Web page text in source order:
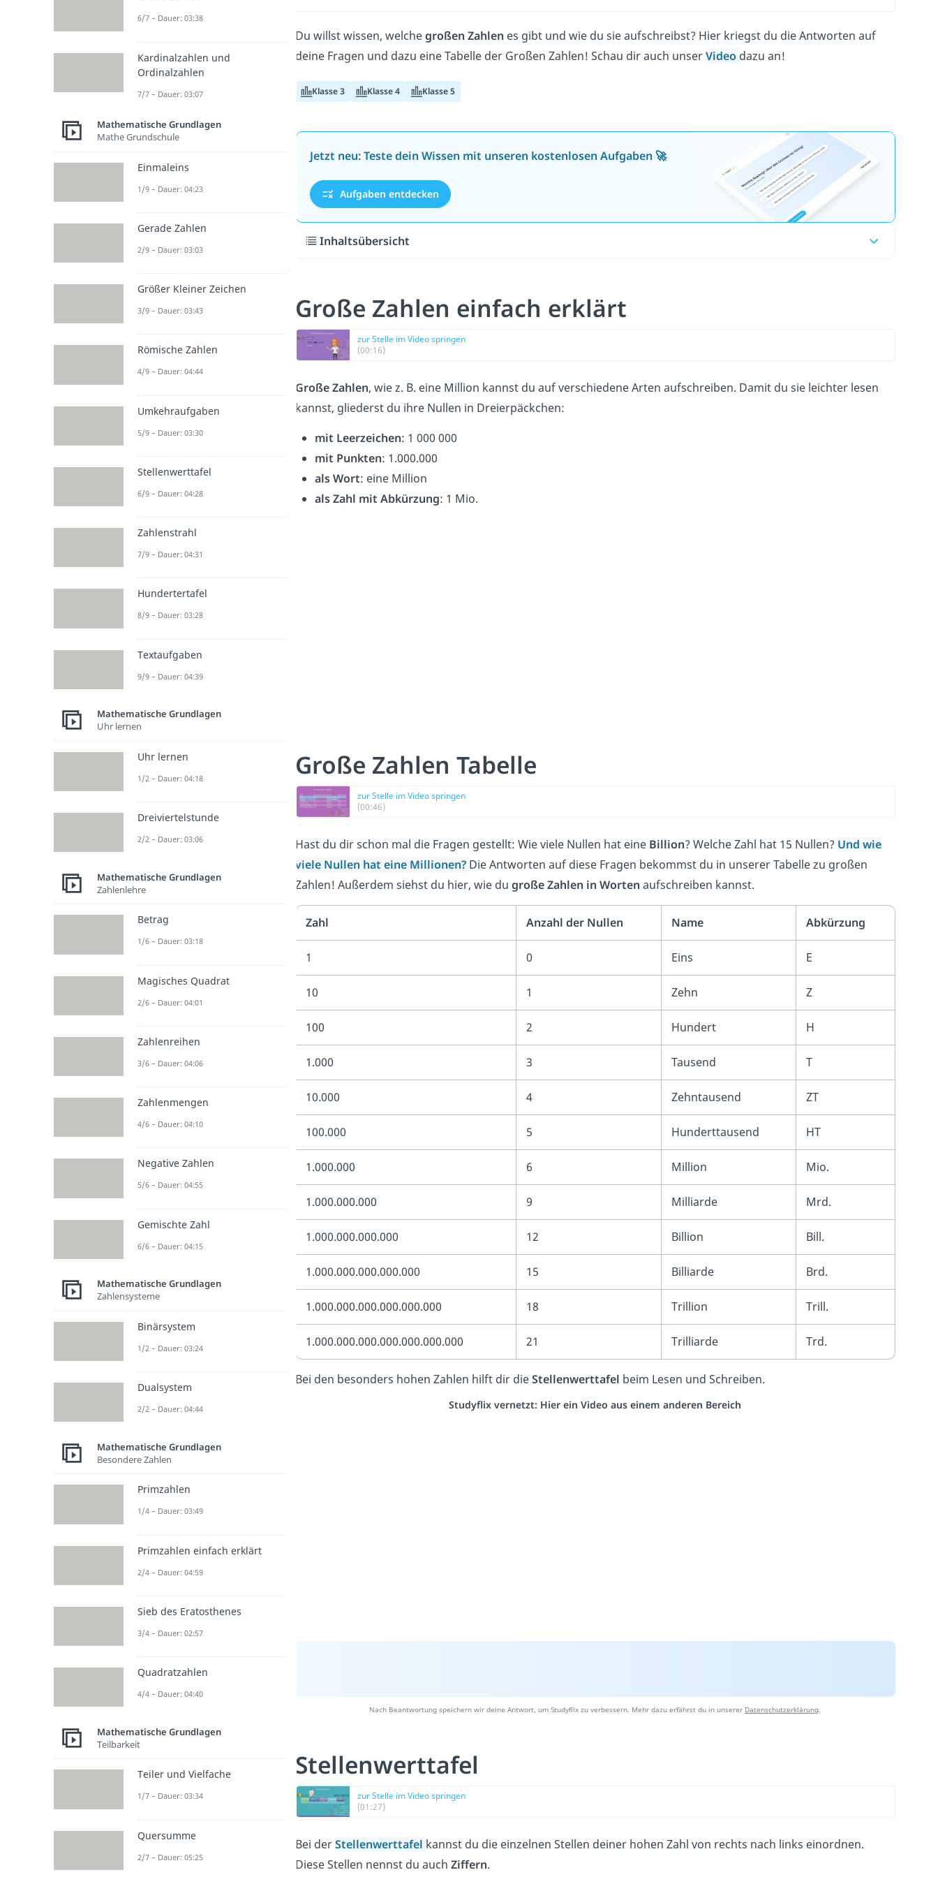
Du willst wissen, welchegroßen Zahlen es gibt und wie du sie aufschreibst? Hier kriegst du die Antworten auf
deine Fragen und dazu eine Tabelle der Großen Zahlen! Schau dir auch unserVideo dazu an!
Klasse 3 Klasse 4 Klasse 5
Jetzt neu: Teste dein Wissen mit unseren kostenlosen Aufgaben 🚀
Aufgaben entdecken
Inhaltsübersicht
Große Zahlen einfach erklärt
zur Stelle im Video springen
(00:16)
Große Zahlen, wie z. B. eine Million kannst du auf verschiedene Arten aufschreiben. Damit du sie leichter lesen
kannst, gliederst du ihre Nullen in Dreierpäckchen:
mit Leerzeichen: 1 000 000
mit Punkten: 1.000.000
als Wort: eine Million
als Zahl mit Abkürzung: 1 Mio.
Große Zahlen Tabelle
zur Stelle im Video springen
(00:46)
Hast du dir schon mal die Fragen gestellt: Wie viele Nullen hat eine Billion? Welche Zahl hat 15 Nullen? Und wie
viele Nullen hat eine Millionen? Die Antworten auf diese Fragen bekommst du in unserer Tabelle zu großen
Zahlen! Außerdem siehst du hier, wie du große Zahlen in Worten aufschreiben kannst.
Zahl Anzahl der Nullen Name Abkürzung
1 0 Eins E
10 1 Zehn Z
100 2 Hundert H
1.000 3 Tausend T
10.000 4 Zehntausend ZT
100.000 5 Hunderttausend HT
1.000.000 6 Million Mio.
1.000.000.000 9 Milliarde Mrd.
1.000.000.000.000 12 Billion Bill.
1.000.000.000.000.000 15 Billiarde Brd.
1.000.000.000.000.000.000 18 Trillion Trill.
1.000.000.000.000.000.000.000 21 Trilliarde Trd.
Bei den besonders hohen Zahlen hilft dir dieStellenwerttafel beim Lesen und Schreiben.
Studyflix vernetzt: Hier ein Video aus einem anderen Bereich
Nach Beantwortung speichern wir deine Antwort, um Studyflix zu verbessern. Mehr dazu erfährst du in unserer Datenschutzerklärung.
Stellenwerttafel
zur Stelle im Video springen
(01:27)
Bei derStellenwerttafel kannst du die einzelnen Stellen deiner hohen Zahl von rechts nach links einordnen.
Diese Stellen nennst du auch Ziffern.
6/7 – Dauer: 03:38
Kardinalzahlen und
Ordinalzahlen
7/7 – Dauer: 03:07
Mathematische Grundlagen
Mathe Grundschule
Einmaleins
1/9 – Dauer: 04:23
Gerade Zahlen
2/9 – Dauer: 03:03
Größer Kleiner Zeichen
3/9 – Dauer: 03:43
Römische Zahlen
4/9 – Dauer: 04:44
Umkehraufgaben
5/9 – Dauer: 03:30
Stellenwerttafel
6/9 – Dauer: 04:28
Zahlenstrahl
7/9 – Dauer: 04:31
Hundertertafel
8/9 – Dauer: 03:28
Textaufgaben
9/9 – Dauer: 04:39
Mathematische Grundlagen
Uhr lernen
Uhr lernen
1/2 – Dauer: 04:18
Dreiviertelstunde
2/2 – Dauer: 03:06
Mathematische Grundlagen
Zahlenlehre
Betrag
1/6 – Dauer: 03:18
Magisches Quadrat
2/6 – Dauer: 04:01
Zahlenreihen
3/6 – Dauer: 04:06
Zahlenmengen
4/6 – Dauer: 04:10
Negative Zahlen
5/6 – Dauer: 04:55
Gemischte Zahl
6/6 – Dauer: 04:15
Mathematische Grundlagen
Zahlensysteme
Binärsystem
1/2 – Dauer: 03:24
Dualsystem
2/2 – Dauer: 04:44
Mathematische Grundlagen
Besondere Zahlen
Primzahlen
1/4 – Dauer: 03:49
Primzahlen einfach erklärt
2/4 – Dauer: 04:59
Sieb des Eratosthenes
3/4 – Dauer: 02:57
Quadratzahlen
4/4 – Dauer: 04:40
Mathematische Grundlagen
Teilbarkeit
Teiler und Vielfache
1/7 – Dauer: 03:34
Quersumme
2/7 – Dauer: 05:25